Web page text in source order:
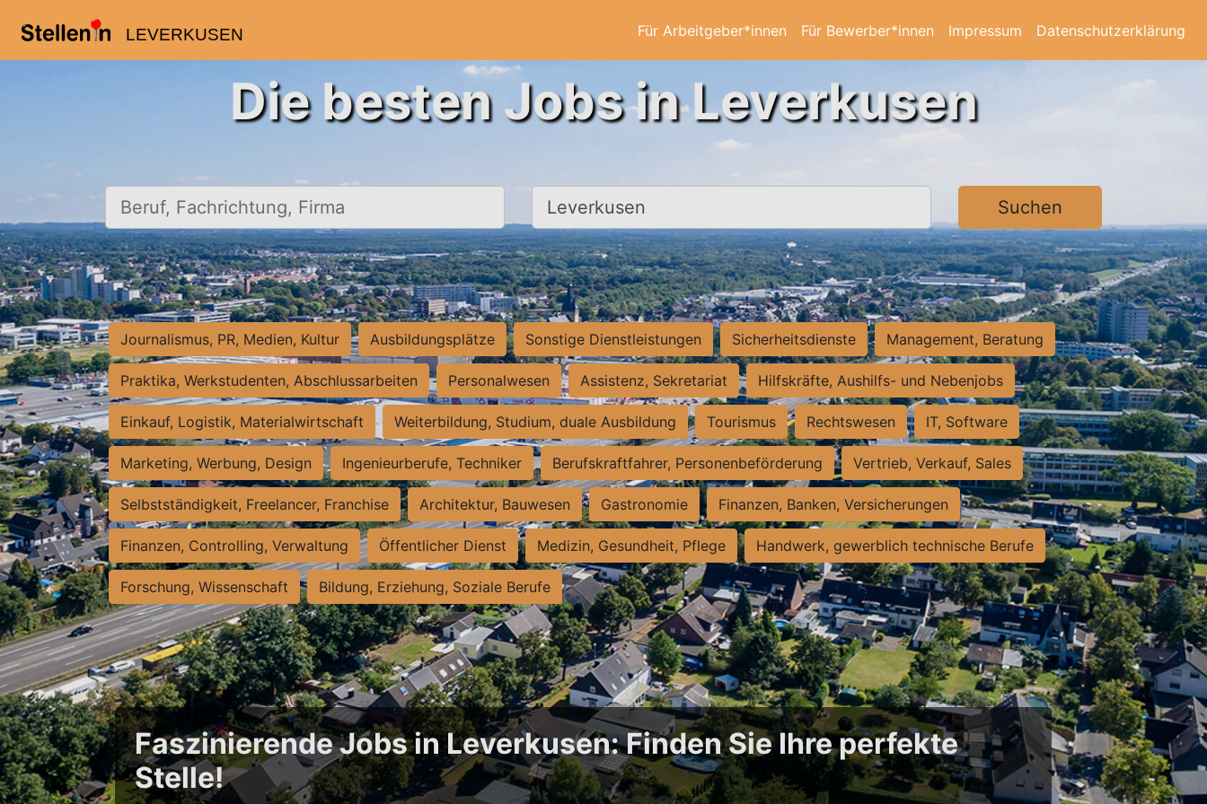
LEVERKUSEN Für Arbeitgeber*innen Für Bewerber*innen Impressum Datenschutzerklärung
Die besten Jobs in Leverkusen
Beruf, Fachrichtung, Firma Ort, Stadt Suchen
Journalismus, PR, Medien, Kultur Ausbildungsplätze Sonstige Dienstleistungen Sicherheitsdienste Management, Beratung
Praktika, Werkstudenten, Abschlussarbeiten Personalwesen Assistenz, Sekretariat Hilfskräfte, Aushilfs- und Nebenjobs
Einkauf, Logistik, Materialwirtschaft Weiterbildung, Studium, duale Ausbildung Tourismus Rechtswesen IT, Software
Marketing, Werbung, Design Ingenieurberufe, Techniker Berufskraftfahrer, Personenbeförderung Vertrieb, Verkauf, Sales
Selbstständigkeit, Freelancer, Franchise Architektur, Bauwesen Gastronomie Finanzen, Banken, Versicherungen
Finanzen, Controlling, Verwaltung Öffentlicher Dienst Medizin, Gesundheit, Pflege Handwerk, gewerblich technische Berufe
Forschung, Wissenschaft Bildung, Erziehung, Soziale Berufe
Faszinierende Jobs in Leverkusen: Finden Sie Ihre perfekte
Stelle!